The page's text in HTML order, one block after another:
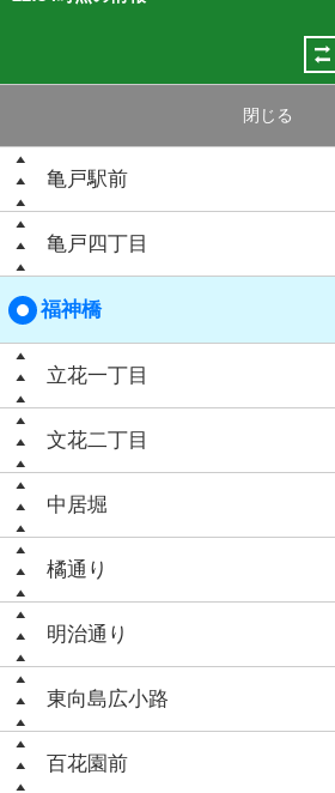
閉じる
亀戸駅前
亀戸四丁目
福神橋
立花一丁目
文花二丁目
中居堀
橘通り
明治通り
東向島広小路
百花園前